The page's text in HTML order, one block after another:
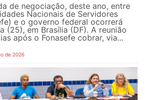
de negociação, deste ano, entre
Nacionais de Servidores
e o governo federal ocorrerá
(25), em Brasília (DF). A reunião
após o Fonasefe cobrar, via...
de 2026